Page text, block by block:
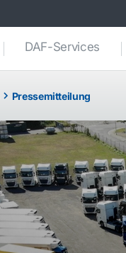
DAF-Services
Pressemitteilung